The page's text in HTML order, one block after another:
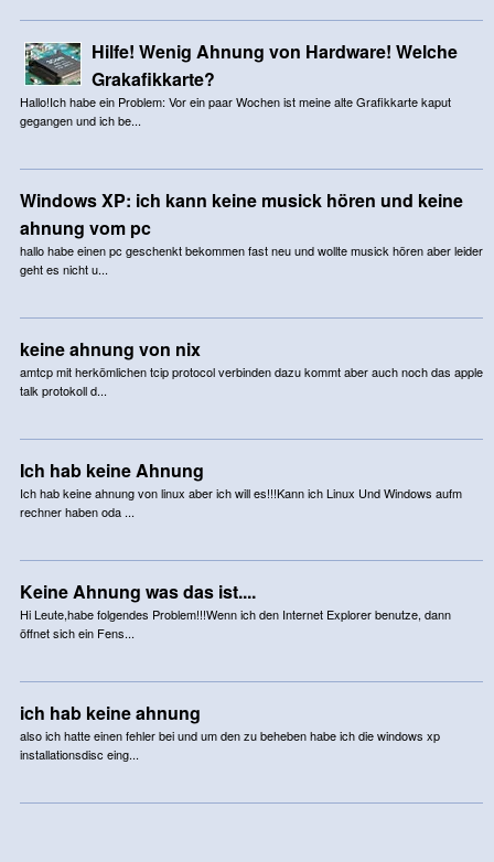
Hilfe! Wenig Ahnung von Hardware! Welche
Grakafikkarte?
Hallo!Ich habe ein Problem: Vor ein paar Wochen ist meine alte Grafikkarte kaput
gegangen und ich be...
Windows XP: ich kann keine musick hören und keine
ahnung vom pc
hallo habe einen pc geschenkt bekommen fast neu und wollte musick hören aber leider
geht es nicht u...
keine ahnung von nix
amtcp mit herkömlichen tcip protocol verbinden dazu kommt aber auch noch das apple
talk protokoll d...
Ich hab keine Ahnung
Ich hab keine ahnung von linux aber ich will es!!!Kann ich Linux Und Windows aufm
rechner haben oda ...
Keine Ahnung was das ist....
Hi Leute,habe folgendes Problem!!!Wenn ich den Internet Explorer benutze, dann
öffnet sich ein Fens...
ich hab keine ahnung
also ich hatte einen fehler bei und um den zu beheben habe ich die windows xp
installationsdisc eing...